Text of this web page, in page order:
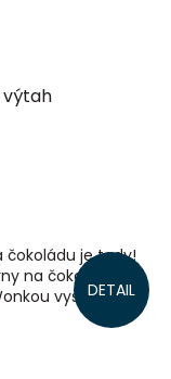
výtah
DETAIL
čokoládu je tady!
na čokoládu.
vystřelí